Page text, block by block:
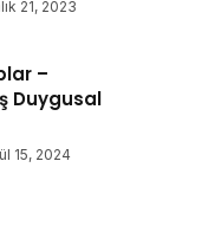
21, 2023
–
Duygusal
15, 2024